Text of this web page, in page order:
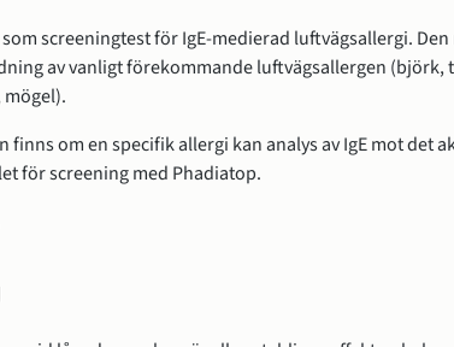
screeningtest för IgE-medierad luftvägsallergi.
av vanligt förekommande luftvägsallergen (björk,
finns om en specifik allergi kan analys av IgE mot det
för screening med Phadiatop.